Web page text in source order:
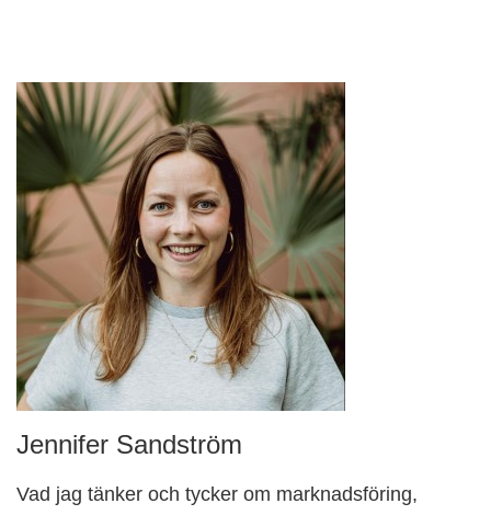
Jennifer Sandström
Vad jag tänker och tycker om marknadsföring,